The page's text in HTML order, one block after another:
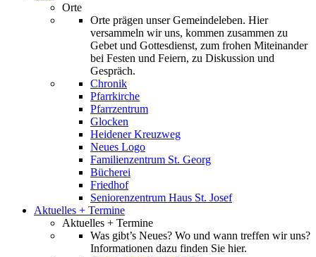
Orte
Orte prägen unser Gemeindeleben. Hier
versammeln wir uns, kommen zusammen zu
Gebet und Gottesdienst, zum frohen Miteinander
bei Festen und Feiern, zu Diskussion und
Gespräch.
Chronik
Pfarrkirche
Pfarrzentrum
Glocken
Heidener Kreuzweg
Neues Logo
Familienzentrum St. Georg
Bücherei
Friedhof
Seniorenzentrum Haus St. Josef
Aktuelles + Termine
Aktuelles + Termine
Was gibt’s Neues? Wo und wann treffen wir uns?
Informationen dazu finden Sie hier.